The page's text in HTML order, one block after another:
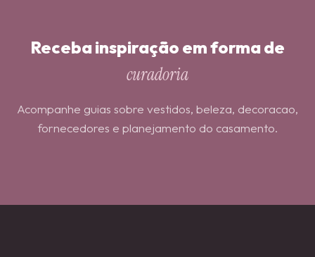
Receba inspiração em forma de
curadoria
Acompanhe guias sobre vestidos, beleza, decoracao,
fornecedores e planejamento do casamento.